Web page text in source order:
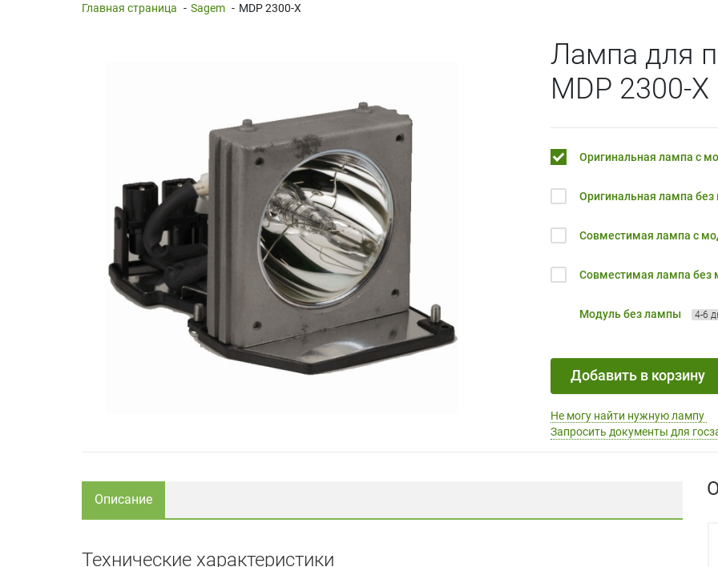
Главная страница - Sagem - MDP 2300-X
Лампа для
MDP 2300-X
Оригинальная лампа с
Оригинальная лампа без
Совместимая лампа с
Совместимая лампа без
Модуль без лампы 4-6
Добавить в корзину
Не могу найти нужную лампу
Запросить документы для
Описание
Технические характеристики